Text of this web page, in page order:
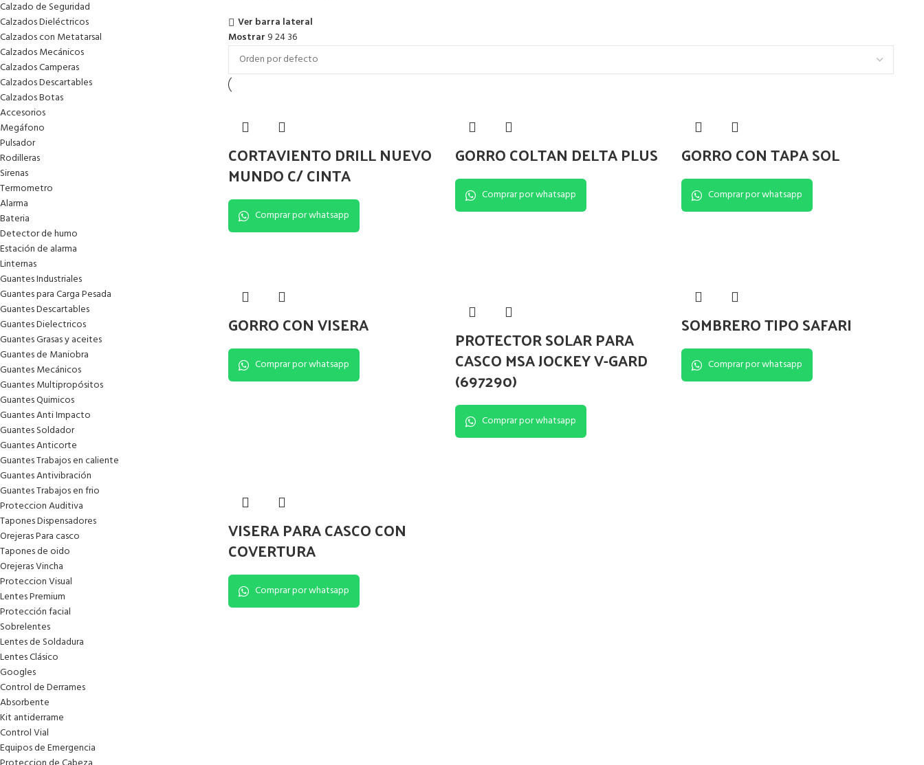
Calzado de Seguridad
Calzados Dieléctricos
Calzados con Metatarsal
Calzados Mecánicos
Calzados Camperas
Calzados Descartables
Calzados Botas
Accesorios
Megáfono
Pulsador
Rodilleras
Sirenas
Termometro
Alarma
Bateria
Detector de humo
Estación de alarma
Linternas
Guantes Industriales
Guantes para Carga Pesada
Guantes Descartables
Guantes Dielectricos
Guantes Grasas y aceites
Guantes de Maniobra
Guantes Mecánicos
Guantes Multipropósitos
Guantes Quimicos
Guantes Anti Impacto
Guantes Soldador
Guantes Anticorte
Guantes Trabajos en caliente
Guantes Antivibración
Guantes Trabajos en frio
Proteccion Auditiva
Tapones Dispensadores
Orejeras Para casco
Tapones de oido
Orejeras Vincha
Proteccion Visual
Lentes Premium
Protección facial
Sobrelentes
Lentes de Soldadura
Lentes Clásico
Googles
Control de Derrames
Absorbente
Kit antiderrame
Control Vial
Equipos de Emergencia
Ver barra lateral
Mostrar 92436
CORTAVIENTO DRILL NUEVO
MUNDO C/ CINTA
Comprar por whatsapp
GORRO COLTAN DELTA PLUS
Comprar por whatsapp
GORRO CON TAPA SOL
Comprar por whatsapp
GORRO CON VISERA
Comprar por whatsapp
PROTECTOR SOLAR PARA
CASCO MSA JOCKEY V-GARD
(697290)
Comprar por whatsapp
SOMBRERO TIPO SAFARI
Comprar por whatsapp
VISERA PARA CASCO CON
COVERTURA
Comprar por whatsapp